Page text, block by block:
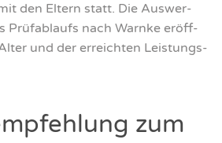
den Eltern statt. Die Aus­wer­
Prüf­ab­laufs nach Warn­ke eröff­
und der erreich­ten Leis­tungs­
zum